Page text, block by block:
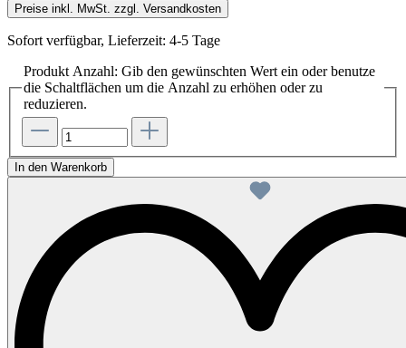
Preise inkl. MwSt. zzgl. Versandkosten
Sofort verfügbar, Lieferzeit: 4-5 Tage
Produkt Anzahl: Gib den gewünschten Wert ein oder benutze
die Schaltflächen um die Anzahl zu erhöhen oder zu
reduzieren.
In den Warenkorb